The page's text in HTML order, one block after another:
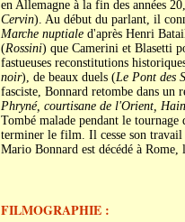
en Allemagne à la fin des années
Cervin). Au début du parlant, il
Marche nuptialed'après Henri
(Rossini) que Camerini et Blasetti
fastueuses reconstitutions
noir), de beaux duels (Le Pont des
fasciste, Bonnard retombe dans un
Phryné, courtisane de l'Orient,
Tombé malade pendant le tournage
terminer le film. Il cesse son travail
Mario Bonnard est décédé à Rome,
FILMOGRAPHIE :